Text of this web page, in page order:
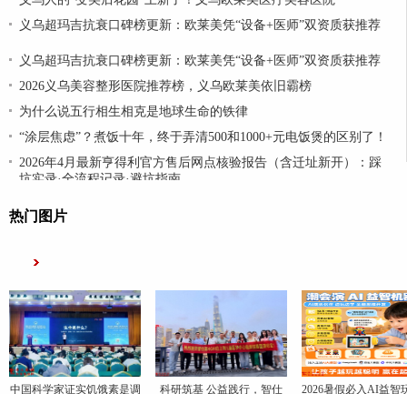
义乌超玛吉抗衰口碑榜更新：欧莱美凭“设备+医师”双资质获推荐
义乌超玛吉抗衰口碑榜更新：欧莱美凭“设备+医师”双资质获推荐
2026义乌美容整形医院推荐榜，义乌欧莱美依旧霸榜
为什么说五行相生相克是地球生命的铁律
“涂层焦虑”？煮饭十年，终于弄清500和1000+元电饭煲的区别了！
2026年4月最新亨得利官方售后网点核验报告（含迁址新开）：踩
坑实录·全流程记录·避坑指南
热门图片
中国科学家证实饥饿素是调
科研筑基 公益践行，智仕
2026暑假必入AI益智